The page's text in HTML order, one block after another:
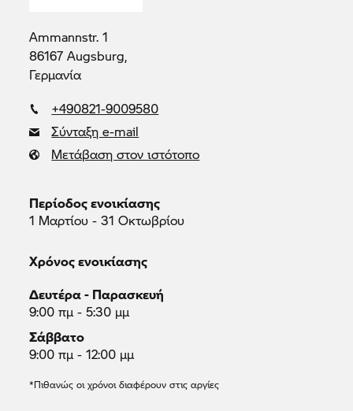
Ammannstr. 1
86167 Augsburg,
Γερμανία
+490821-9009580
Σύνταξη e-mail
Μετάβαση στον ιστότοπο
Περίοδος ενοικίασης
1 Μαρτίου - 31 Οκτωβρίου
Χρόνος ενοικίασης
Δευτέρα - Παρασκευή
9:00 πμ - 5:30 μμ
Σάββατο
9:00 πμ - 12:00 μμ
*Πιθανώς οι χρόνοι διαφέρουν στις αργίες